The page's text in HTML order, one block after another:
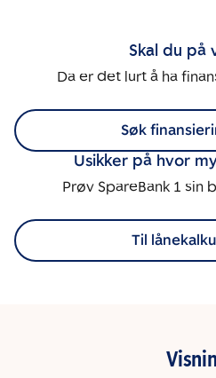
Skal du på
Da er det lurt å ha
Søk
Usikker på hvor
Prøv SpareBank 1 sin
Til